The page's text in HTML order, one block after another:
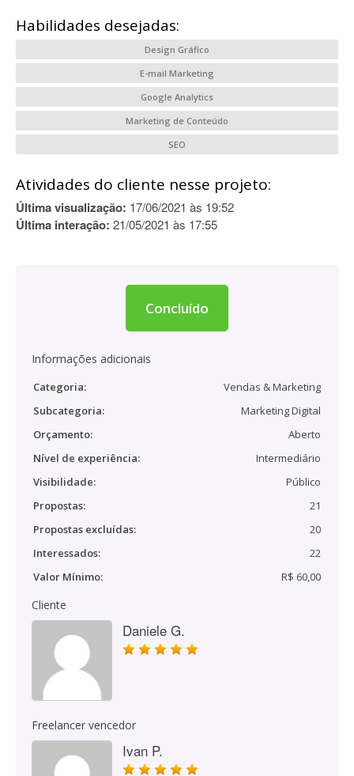
Habilidades desejadas:
Design Gráfico
E-mail Marketing
Google Analytics
Marketing de Conteúdo
SEO
Atividades do cliente nesse projeto:
Última visualização: 17/06/2021 às 19:52
Última interação: 21/05/2021 às 17:55
Concluído
Informações adicionais
Categoria:
Vendas & Marketing
Subcategoria:
Marketing Digital
Orçamento:
Aberto
Nível de experiência:
Intermediário
Visibilidade:
Público
Propostas:
21
Propostas excluídas:
20
Interessados:
22
Valor Mínimo:
R$ 60,00
Cliente
Daniele G.
Freelancer vencedor
Ivan P.